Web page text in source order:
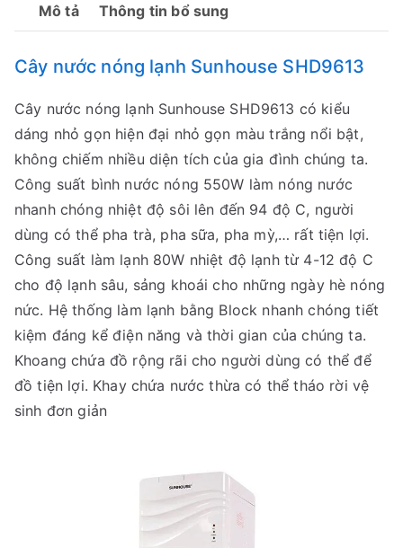
lượng
Mô tả Thông tin bổ sung
Cây nước nóng lạnh Sunhouse SHD9613
Cây nước nóng lạnh Sunhouse SHD9613 có kiểu
dáng nhỏ gọn hiện đại nhỏ gọn màu trắng nổi bật,
không chiếm nhiều diện tích của gia đình chúng ta.
Công suất bình nước nóng 550W làm nóng nước
nhanh chóng nhiệt độ sôi lên đến 94 độ C, người
dùng có thể pha trà, pha sữa, pha mỳ,… rất tiện lợi.
Công suất làm lạnh 80W nhiệt độ lạnh từ 4-12 độ C
cho độ lạnh sâu, sảng khoái cho những ngày hè nóng
nức. Hệ thống làm lạnh bằng Block nhanh chóng tiết
kiệm đáng kể điện năng và thời gian của chúng ta.
Khoang chứa đồ rộng rãi cho người dùng có thể để
đồ tiện lợi. Khay chứa nước thừa có thể tháo rời vệ
sinh đơn giản